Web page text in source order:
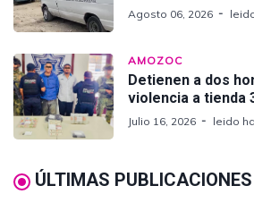
Agosto 06, 2026
AMOZOC
Detienen a dos
violencia a tienda
Julio 16, 2026 leido
ÚLTIMAS PUBLICACIONES